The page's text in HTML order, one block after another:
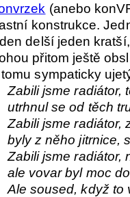
(anebo
konstrukce.
delší jeden
přitom ještě
sympaticky
Zabili jsme radiátor,
utrhnul se od těch
Zabili jsme radiátor,
byly z něho jitrnice,
Zabili jsme radiátor,
ale vovar byl moc
Ale soused, když to